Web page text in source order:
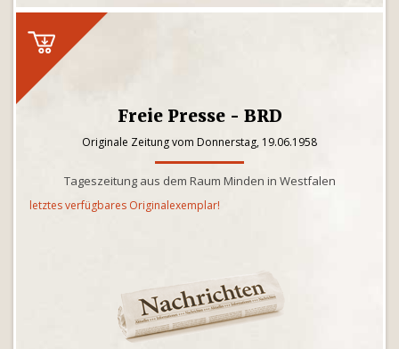
Freie Presse - BRD
Originale Zeitung vom Donnerstag, 19.06.1958
Tageszeitung aus dem Raum Minden in Westfalen
letztes verfügbares Originalexemplar!